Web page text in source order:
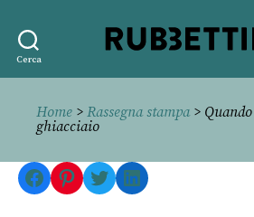
Cerca
editore
Home > Rassegna stampa>
ghiacciaio
Facebook
Pinterest
TwitterLinkedIn